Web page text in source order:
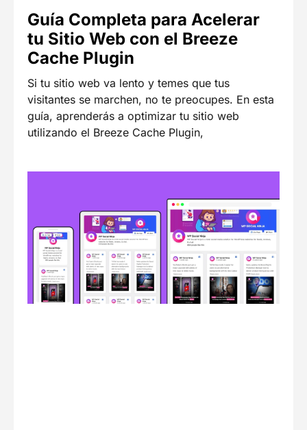
Guía Completa para Acelerar
tu Sitio Web con el Breeze
Cache Plugin
Si tu sitio web va lento y temes que tus
visitantes se marchen, no te preocupes. En esta
guía, aprenderás a optimizar tu sitio web
utilizando el Breeze Cache Plugin,